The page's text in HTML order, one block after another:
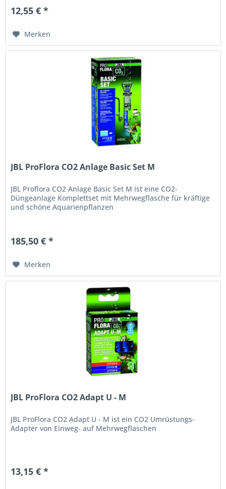
12,55 € *
Merken
JBL ProFlora CO2 Anlage Basic Set M
JBL Proflora CO2 Anlage Basic Set M ist eine CO2-
Düngeanlage Komplettset mit Mehrwegflasche für kräftige
und schöne Aquarienpflanzen
185,50 € *
Merken
JBL ProFlora CO2 Adapt U - M
JBL ProFlora CO2 Adapt U - M ist ein CO2 Umrüstungs-
Adapter von Einweg- auf Mehrwegflaschen
13,15 € *